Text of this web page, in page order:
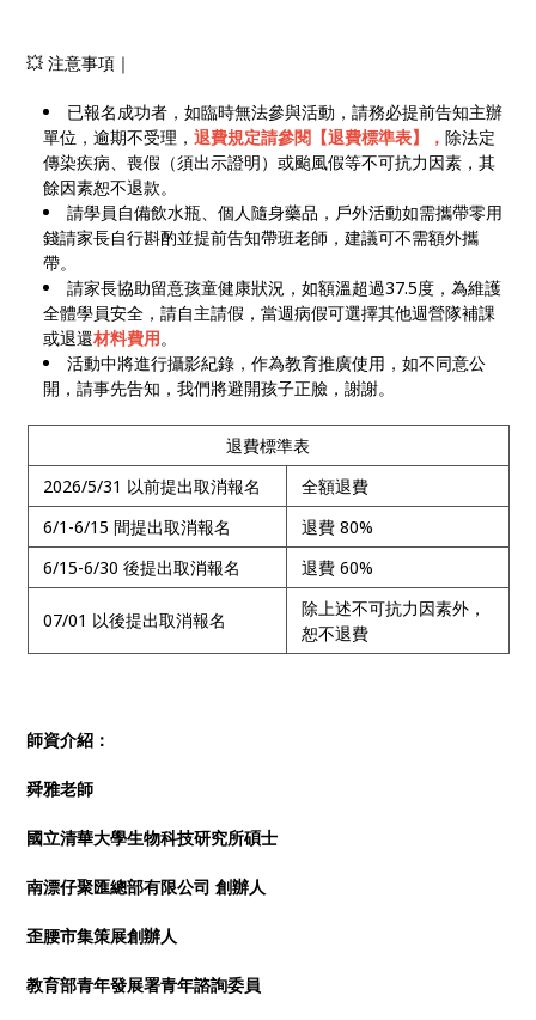
💥 注意事項｜
已報名成功者，如臨時無法參與活動，請務必提前告知主辦
單位，逾期不受理，退費規定請參閱【退費標準表】，除法定
傳染疾病、喪假（須出示證明）或颱風假等不可抗力因素，其
餘因素恕不退款。
請學員自備飲水瓶、個人隨身藥品，戶外活動如需攜帶零用
錢請家長自行斟酌並提前告知帶班老師，建議可不需額外攜
帶。
請家長協助留意孩童健康狀況，如額溫超過37.5度，為維護
全體學員安全，請自主請假，當週病假可選擇其他週營隊補課
或退還材料費用。
活動中將進行攝影紀錄，作為教育推廣使用，如不同意公
開，請事先告知，我們將避開孩子正臉，謝謝。
退費標準表
2026/5/31 以前提出取消報名
全額退費
6/1-6/15 間提出取消報名
退費 80%
6/15-6/30 後提出取消報名
退費 60%
07/01 以後提出取消報名
除上述不可抗力因素外，
恕不退費
師資介紹：
舜雅老師
國立清華大學生物科技研究所碩士
南漂仔聚匯總部有限公司 創辦人
歪腰市集策展創辦人
教育部青年發展署青年諮詢委員